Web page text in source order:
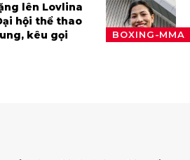
BOXING-MMA
lên Lovlina
hội thể thao
kêu gọi